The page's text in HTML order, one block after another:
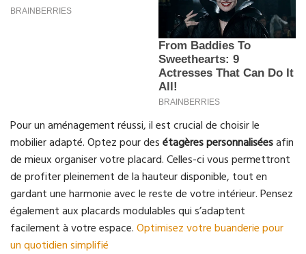
Pour un aménagement réussi, il est crucial de choisir le
mobilier adapté. Optez pour des étagères personnaliséesafin
de mieux organiser votre placard. Celles-ci vous permettront
de profiter pleinement de la hauteur disponible, tout en
gardant une harmonie avec le reste de votre intérieur. Pensez
également aux placards modulables qui s’adaptent
facilement à votre espace. Optimisez votre buanderie pour
un quotidien simplifié